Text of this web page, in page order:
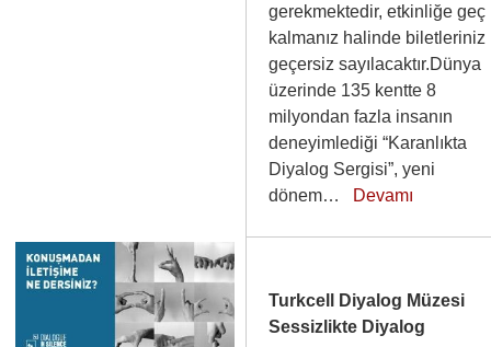
gerekmektedir, etkinliğe geç
kalmanız halinde biletleriniz
geçersiz sayılacaktır.Dünya
üzerinde 135 kentte 8
milyondan fazla insanın
deneyimlediği “Karanlıkta
Diyalog Sergisi”, yeni
dönem… Devamı
Turkcell Diyalog Müzesi
Sessizlikte Diyalog